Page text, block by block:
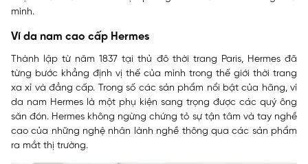
mình.
Ví da nam cao cấp Hermes
Thành lập từ năm 1837 tại thủ đô thời trang Paris, Hermes đã
từng bước khẳng định vị thế của mình trong thế giới thời trang
xa xỉ và đẳng cấp. Trong số các sản phẩm nổi bật của hãng, ví
da nam Hermes là một phụ kiện sang trọng được các quý ông
săn đón. Hermes không ngừng chứng tỏ sự tận tâm và tay nghề
cao của những nghệ nhân lành nghề thông qua các sản phẩm
ra mắt thị trường.